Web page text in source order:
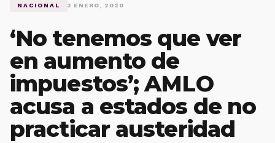
NACIONAL 3 ENERO, 2020
‘No tenemos que ver
en aumento de
impuestos’; AMLO
acusa a estados de no
practicar austeridad